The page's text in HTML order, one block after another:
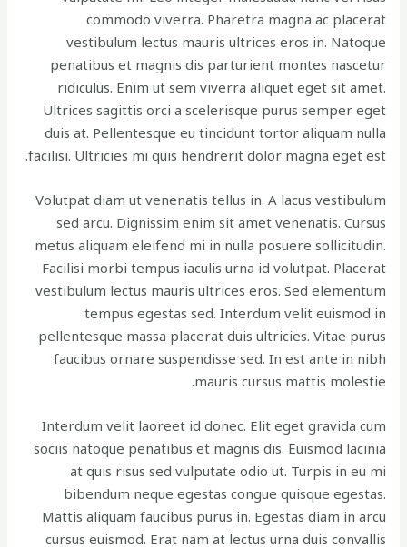
commodo viverra. Pharetra magna ac placerat
vestibulum lectus mauris ultrices eros in. Natoque
penatibus et magnis dis parturient montes nascetur
ridiculus. Enim ut sem viverra aliquet eget sit amet.
Ultrices sagittis orci a scelerisque purus semper eget
duis at. Pellentesque eu tincidunt tortor aliquam nulla
facilisi. Ultricies mi quis hendrerit dolor magna eget est.
Volutpat diam ut venenatis tellus in. A lacus vestibulum
sed arcu. Dignissim enim sit amet venenatis. Cursus
metus aliquam eleifend mi in nulla posuere sollicitudin.
Facilisi morbi tempus iaculis urna id volutpat. Placerat
vestibulum lectus mauris ultrices eros. Sed elementum
tempus egestas sed. Interdum velit euismod in
pellentesque massa placerat duis ultricies. Vitae purus
faucibus ornare suspendisse sed. In est ante in nibh
mauris cursus mattis molestie.
Interdum velit laoreet id donec. Elit eget gravida cum
sociis natoque penatibus et magnis dis. Euismod lacinia
at quis risus sed vulputate odio ut. Turpis in eu mi
bibendum neque egestas congue quisque egestas.
Mattis aliquam faucibus purus in. Egestas diam in arcu
cursus euismod. Erat nam at lectus urna duis convallis